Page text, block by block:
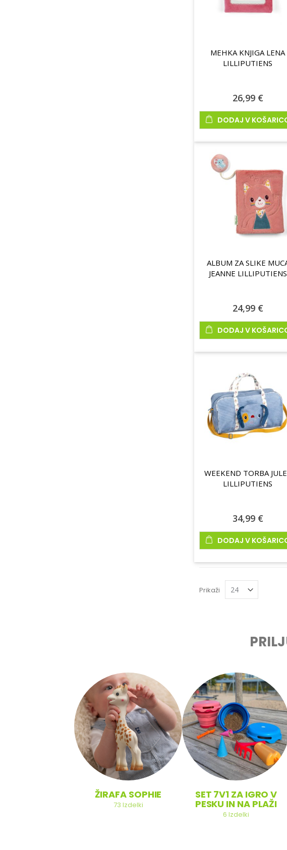
MEHKA KNJIGA LENA
LILLIPUTIENS
26,99 €
DODAJ V
ALBUM ZA SLIKE
JEANNE LILLIPUTIENS
24,99 €
DODAJ V
WEEKEND TORBA
LILLIPUTIENS
34,99 €
DODAJ V
Prikaži
ŽIRAFA SOPHIE
73 Izdelki
SET 7V1 ZA IGRO V
PESKU IN NA PLAŽI
6 Izdelki